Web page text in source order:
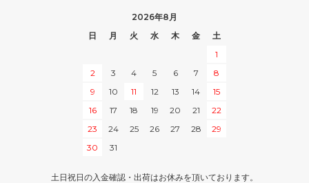
2026年8月
日
月 火 水 木 金
土
1
2
3 4 5 6 7
8
9
10 11 12 13 14
15
16
17 18 19 20 21
22
23
24 25 26 27 28
29
30
31
土日祝日の入金確認・出荷はお休みを頂いております。